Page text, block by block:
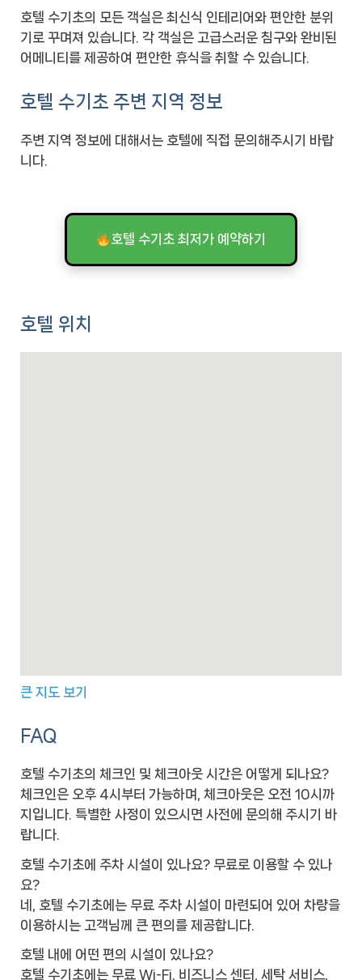
호텔 수기초의 모든 객실은 최신식 인테리어와 편안한 분위
기로 꾸며져 있습니다. 각 객실은 고급스러운 침구와 완비된
어메니티를 제공하여 편안한 휴식을 취할 수 있습니다.
호텔 수기초 주변 지역 정보
주변 지역 정보에 대해서는 호텔에 직접 문의해주시기 바랍
니다.
호텔 수기초 최저가 예약하기
호텔 위치
큰 지도 보기
FAQ
호텔 수기초의 체크인 및 체크아웃 시간은 어떻게 되나요?
체크인은 오후 4시부터 가능하며, 체크아웃은 오전 10시까
지입니다. 특별한 사정이 있으시면 사전에 문의해 주시기 바
랍니다.
호텔 수기초에 주차 시설이 있나요? 무료로 이용할 수 있나
요?
네, 호텔 수기초에는 무료 주차 시설이 마련되어 있어 차량을
이용하시는 고객님께 큰 편의를 제공합니다.
호텔 내에 어떤 편의 시설이 있나요?
호텔 수기초에는 무료 Wi-Fi, 비즈니스 센터, 세탁 서비스,